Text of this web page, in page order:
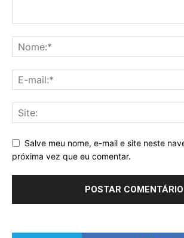
Salve meu nome, e-mail e site neste
próxima vez que eu comentar.